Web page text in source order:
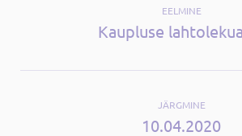
EELMINE
Kaupluse
JÄRGMINE
10.04.2020